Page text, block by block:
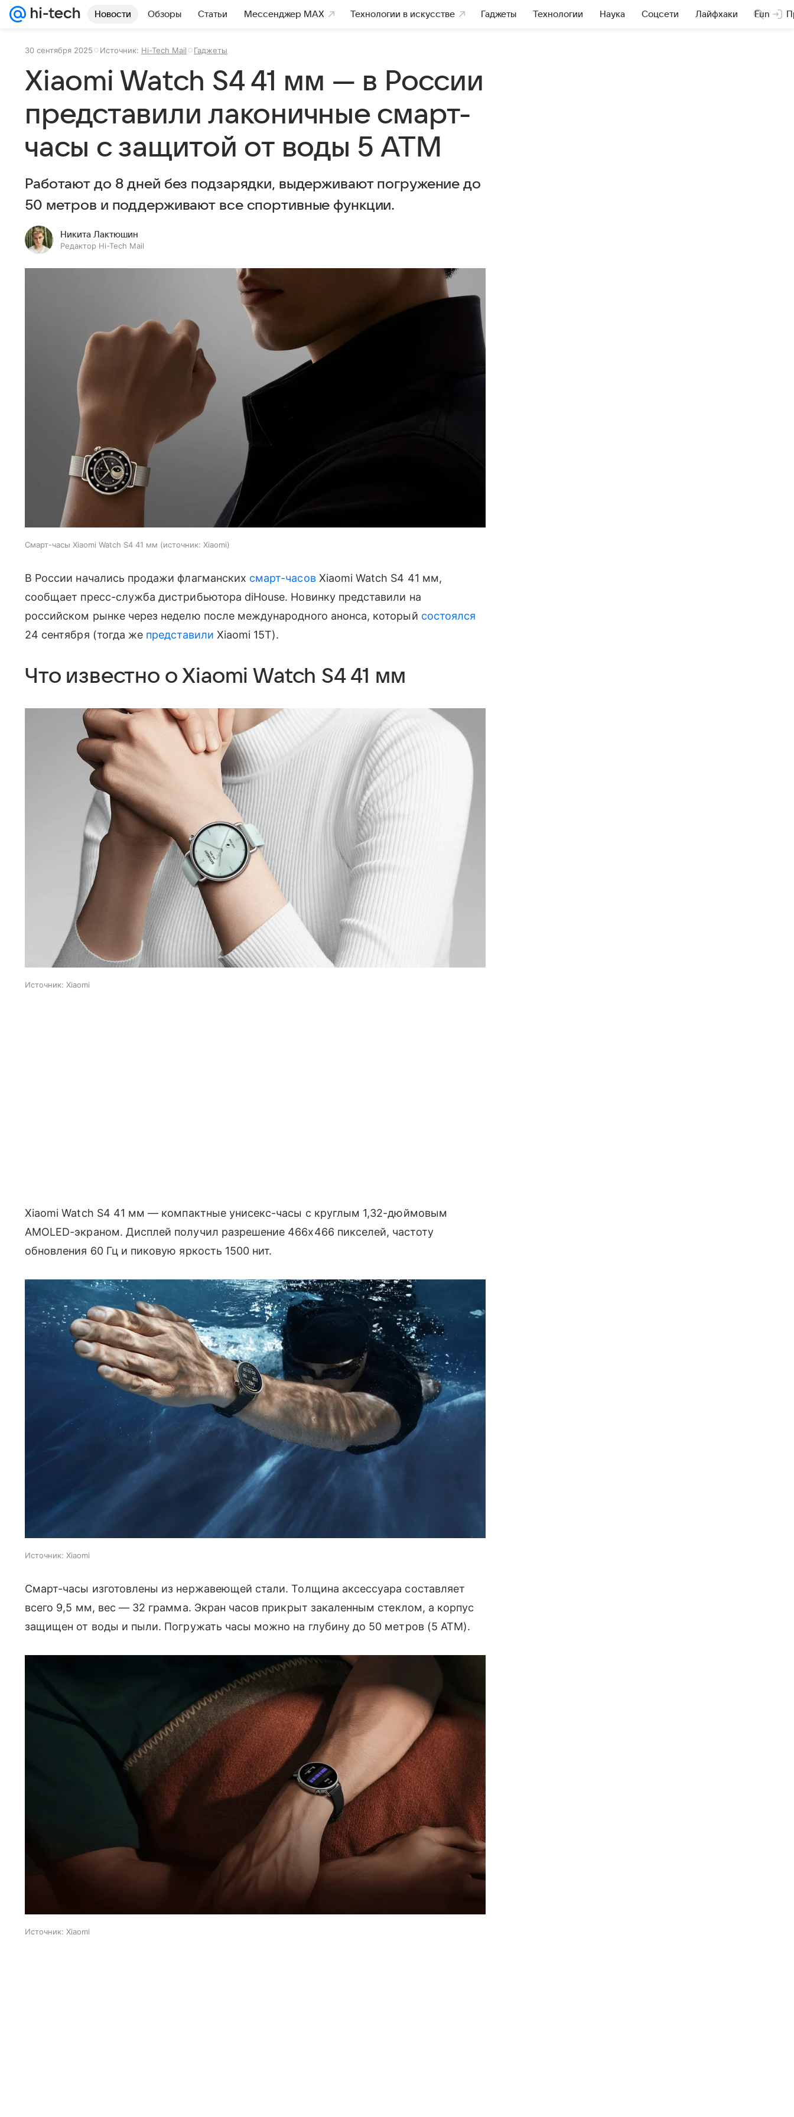
Новости Обзоры Статьи Мессенджер MAX Технологии в искусстве Гаджеты Технологии Наука Соцсети Лайфхаки Fun
30 сентября 2025 Источник: Hi-Tech Mail Гаджеты
Xiaomi Watch S4 41 мм — в России
представили лаконичные смарт-
часы с защитой от воды 5 АТМ
Работают до 8 дней без подзарядки, выдерживают погружение до
50 метров и поддерживают все спортивные функции.
Никита Лактюшин
Редактор Hi-Tech Mail
Смарт-часы Xiaomi Watch S4 41 мм источник: Xiaomi
В России начались продажи флагманских смарт-часовXiaomi Watch S4 41 мм,
сообщает пресс-служба дистрибьютора diHouse. Новинку представили на
российском рынке через неделю после международного анонса, который состоялся
24 сентября (тогда же представили Xiaomi 15T).
Что известно о Xiaomi Watch S4 41 мм
Источник: Xiaomi
Xiaomi Watch S4 41 мм — компактные унисекс-часы с круглым 1,32-дюймовым
AMOLED-экраном. Дисплей получил разрешение 466х466 пикселей, частоту
обновления 60 Гц и пиковую яркость 1500 нит.
Источник: Xiaomi
Смарт-часы изготовлены из нержавеющей стали. Толщина аксессуара составляет
всего 9,5 мм, вес — 32 грамма. Экран часов прикрыт закаленным стеклом, а корпус
защищен от воды и пыли. Погружать часы можно на глубину до 50 метров (5 АТМ).
Источник: Xiaomi